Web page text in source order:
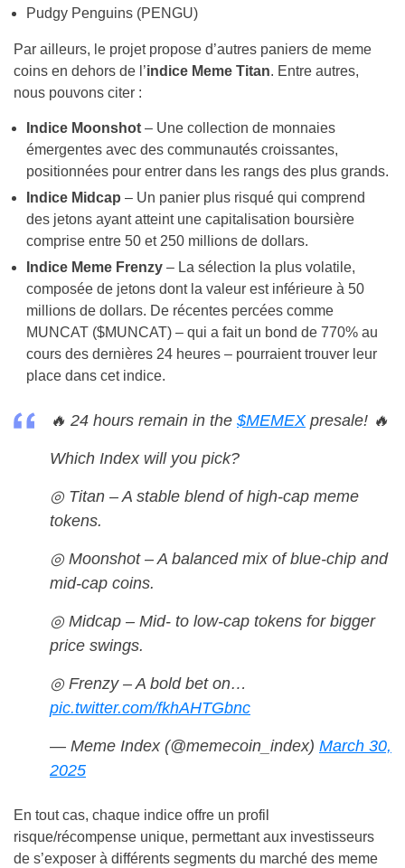
Pudgy Penguins (PENGU)
Par ailleurs, le projet propose d’autres paniers de meme
coins en dehors de l’indice Meme Titan. Entre autres,
nous pouvons citer :
Indice Moonshot – Une collection de monnaies
émergentes avec des communautés croissantes,
positionnées pour entrer dans les rangs des plus grands.
Indice Midcap – Un panier plus risqué qui comprend
des jetons ayant atteint une capitalisation boursière
comprise entre 50 et 250 millions de dollars.
Indice Meme Frenzy – La sélection la plus volatile,
composée de jetons dont la valeur est inférieure à 50
millions de dollars. De récentes percées comme
MUNCAT ($MUNCAT) – qui a fait un bond de 770% au
cours des dernières 24 heures – pourraient trouver leur
place dans cet indice.
🔥 24 hours remain in the $MEMEXpresale! 🔥
Which Index will you pick?
◎ Titan – A stable blend of high-cap meme
tokens.
◎ Moonshot – A balanced mix of blue-chip and
mid-cap coins.
◎ Midcap – Mid- to low-cap tokens for bigger
price swings.
◎ Frenzy – A bold bet on…
pic.twitter.com/fkhAHTGbnc
— Meme Index (@memecoin_index) March 30,
2025
En tout cas, chaque indice offre un profil
risque/récompense unique, permettant aux investisseurs
de s’exposer à différents segments du marché des meme